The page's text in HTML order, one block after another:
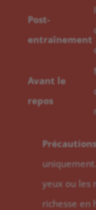
Post-
entraînement
Avant le
repos
yeux ou les
richesse en